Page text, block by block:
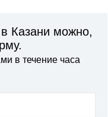
Казани можно,
в течение часа